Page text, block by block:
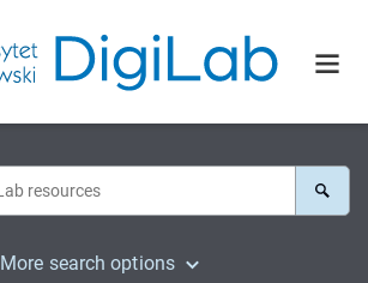
More search options